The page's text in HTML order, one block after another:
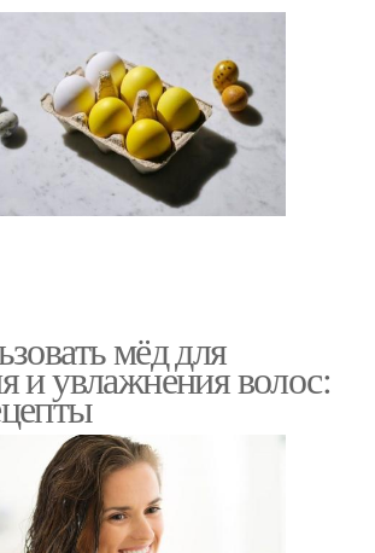
мёд для
и увлажнения волос: